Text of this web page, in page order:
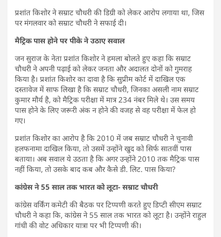
प्रशांत किशोर ने सम्राट चौधरी की डिग्री को लेकर आरोप लगाया था, जिस
पर मंगलवार को सम्राट चौधरी ने सफाई दी।
मैट्रिक पास होने पर पीके ने उठाए सवाल
जन सुराज के नेता प्रशांत किशोर ने हमला बोलते हुए कहा कि सम्राट
चौधरी ने अपनी पढ़ाई को लेकर जनता और अदालत दोनों को गुमराह
किया है। प्रशांत किशोर का दावा है कि सुप्रीम कोर्ट में दाखिल एक
दस्तावेज में साफ लिखा है कि सम्राट चौधरी, जिनका असली नाम सम्राट
कुमार मौर्य है, को मैट्रिक परीक्षा में मात्र 234 नंबर मिले थे। उस समय
पास होने के लिए जरूरी अंक न होने की वजह से वह परीक्षा में फेल हो
गए।
प्रशांत किशोर का आरोप है कि 2010 में जब सम्राट चौधरी ने चुनावी
हलफनामा दाखिल किया, तो उसमें उन्होंने खुद को सिर्फ सातवीं पास
बताया। अब सवाल ये उठता है कि अगर उन्होंने 2010 तक मैट्रिक पास
नहीं किया, तो उसके बाद कब और कैसे डी. लिट. पास किया?
कांग्रेस ने 55 साल तक भारत को लूटा- सम्राट चौधरी
कांग्रेस वर्किंग कमेटी की बैठक पर टिप्पणी करते हुए डिप्टी सीएम सम्राट
चौधरी ने कहा कि, कांग्रेस ने 55 साल तक भारत को लूटा है। उन्होंने राहुल
गांधी की वोट अधिकार यात्रा पर भी टिप्पणी की।